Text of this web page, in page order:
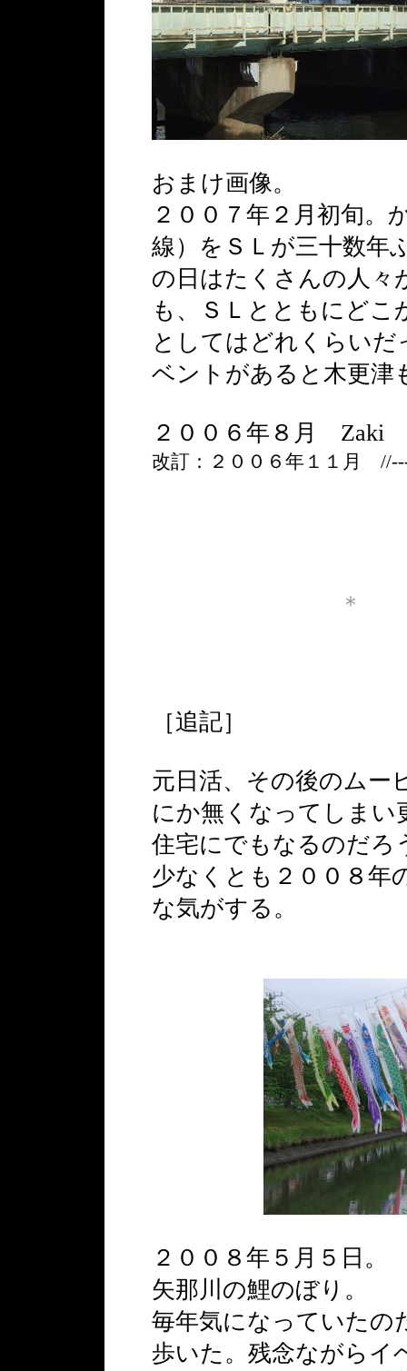
おまけ画像。
２００７年２月初旬。
線）をＳＬが三十数年
の日はたくさんの人々
も、ＳＬとともにどこ
としてはどれくらい
ベントがあると木更津
２００６年８月 Zaki
改訂：２００６年１１月
［追記］
元日活、その後のムー
にか無くなってしまい
住宅にでもなるのだろ
少なくとも２００８年
な気がする。
２００８年５月５日。
矢那川の鯉のぼり。
毎年気になっていたの
歩いた。残念ながらイ